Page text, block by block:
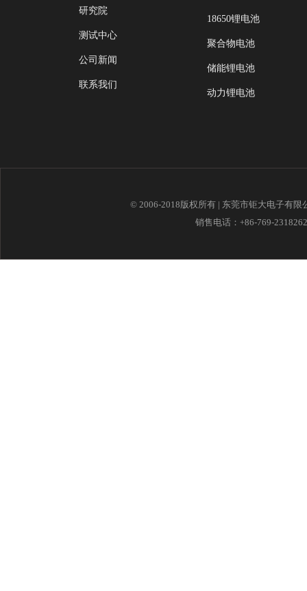
研究院
测试中心
公司新闻
联系我们
18650锂电池
聚合物电池
储能锂电池
动力锂电池
© 2006-2018版权所有 | 东莞市钜大电子有
销售电话：+86-769-